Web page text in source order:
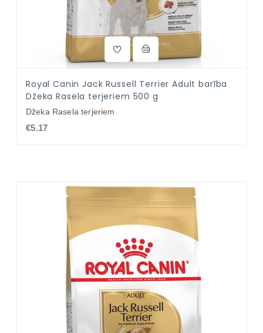
Royal Canin Jack Russell Terrier Adult barība
Džeka Rasela terjeriem 500 g
Džeka Rasela terjeriem
€5.17